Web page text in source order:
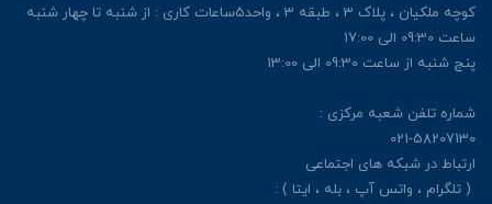
کوچه ملکیان ، پلاک 3 ، طبقه 3 ، واحد5ساعات کاری : از شنبه تا چهار شنبه
ساعت 09:30 الی 17:00
پنج شنبه از ساعت 09:30 الی 13:00
شماره تلفن شعبه مرکزی :
021-58207130
ارتباط در شبکه های اجتماعی
( تلگرام ، واتس آپ ، بله ، ایتا ) :